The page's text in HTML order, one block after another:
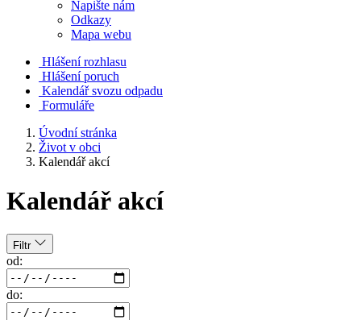
Napište nám
Odkazy
Mapa webu
Hlášení rozhlasu
Hlášení poruch
Kalendář svozu odpadu
Formuláře
Úvodní stránka
Život v obci
Kalendář akcí
Kalendář akcí
Filtr
od:
do: